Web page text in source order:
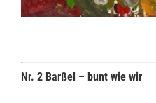
Nr. 2 Barßel – bunt wie wir